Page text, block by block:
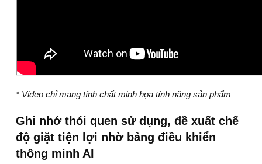
* Video chỉ mang tính chất minh họa tính năng sản phẩm
Ghi nhớ thói quen sử dụng, đề xuất chế
độ giặt tiện lợi nhờ bảng điều khiển
thông minh AI